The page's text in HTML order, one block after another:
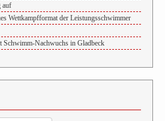
auf
Wettkampfformat der Leistungsschwimmer
Schwimm-Nachwuchs in Gladbeck